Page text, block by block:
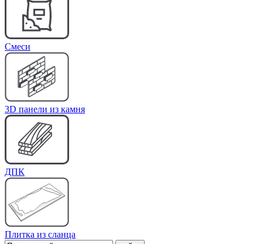
Cмеси
3D панели из камня
ДПК
Плитка из сланца